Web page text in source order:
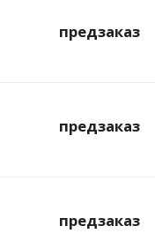
предзаказ
предзаказ
предзаказ